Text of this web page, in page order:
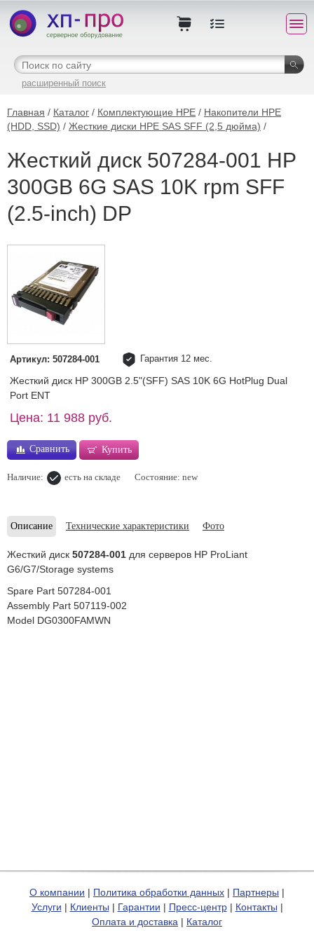
расширенный поиск
Главная / Каталог / Комплектующие HPE / Накопители HPE
(HDD, SSD) / Жесткие диски HPE SAS SFF (2,5 дюйма) /
Жесткий диск 507284-001 HP
300GB 6G SAS 10K rpm SFF
(2.5-inch) DP
Артикул: 507284-001 Гарантия 12 мес.
Жесткий диск HP 300GB 2.5"(SFF) SAS 10K 6G HotPlug Dual
Port ENT
Цена: 11 988 руб.
Сравнить Купить
Наличие: есть на складе Состояние: new
Описание Технические характеристики Фото
Жесткий диск 507284-001 для серверов HP ProLiant
G6/G7/Storage systems
Spare Part 507284-001
Assembly Part 507119-002
Model DG0300FAMWN
О компании | Политика обработки данных | Партнеры |
Услуги | Клиенты | Гарантии | Пресс-центр| Контакты |
Оплата и доставка | Каталог